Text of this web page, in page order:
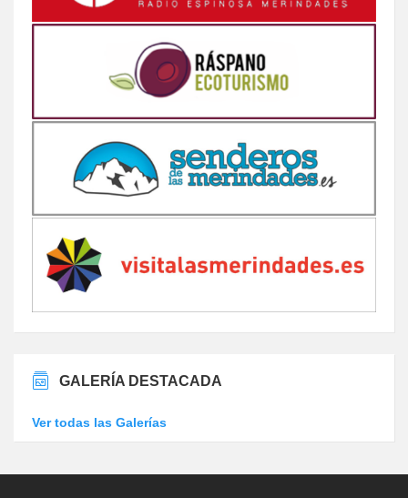
GALERÍA DESTACADA
Ver todas las Galerías